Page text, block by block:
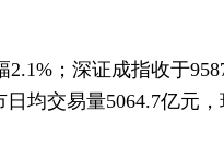
；深证成指收于
均交易量5064.7亿元，